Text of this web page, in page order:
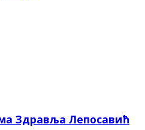
Здравља Лепосавић